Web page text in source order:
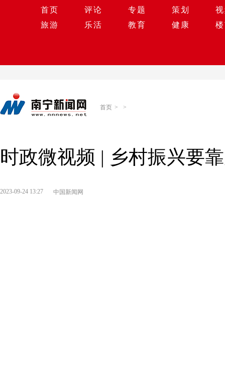
首页 评论 专题 策划
旅游
乐活 教育 健康
首页 > >
时政微视频 | 乡村振兴要
2023-09-24 13:27 中国新闻网